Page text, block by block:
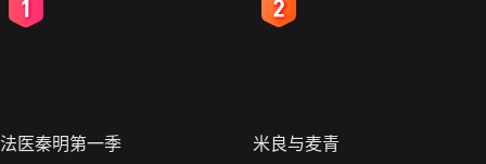
法医秦明第一季 米良与麦青